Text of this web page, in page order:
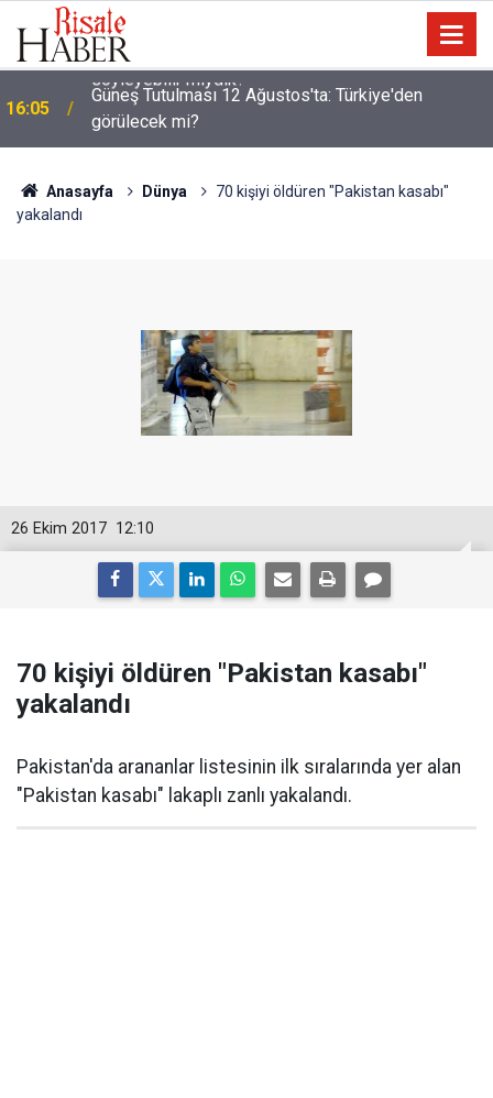
16:05
Güneş Tutulması 12 Ağustos'ta: Türkiye'den
görülecek mi?
Anasayfa Dünya
70 kişiyi öldüren "Pakistan kasabı"
yakalandı
12:10
26 Ekim 2017
70 kişiyi öldüren "Pakistan kasabı"
yakalandı
Pakistan'da arananlar listesinin ilk sıralarında yer alan
"Pakistan kasabı" lakaplı zanlı yakalandı.